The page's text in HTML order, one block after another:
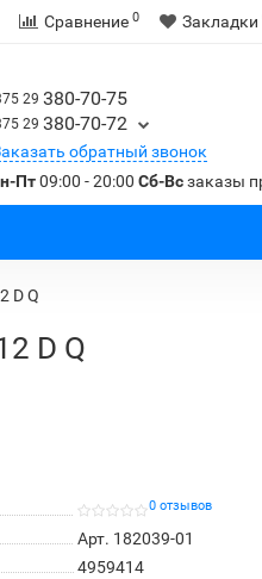
Сравнение 0 Закладки
29 380-70-75
29 380-70-72
обратный звонок
Пт09:00 - 20:00 Сб-Всзаказы
D Q
D Q
0 отзывов
Арт. 182039-01
4959414